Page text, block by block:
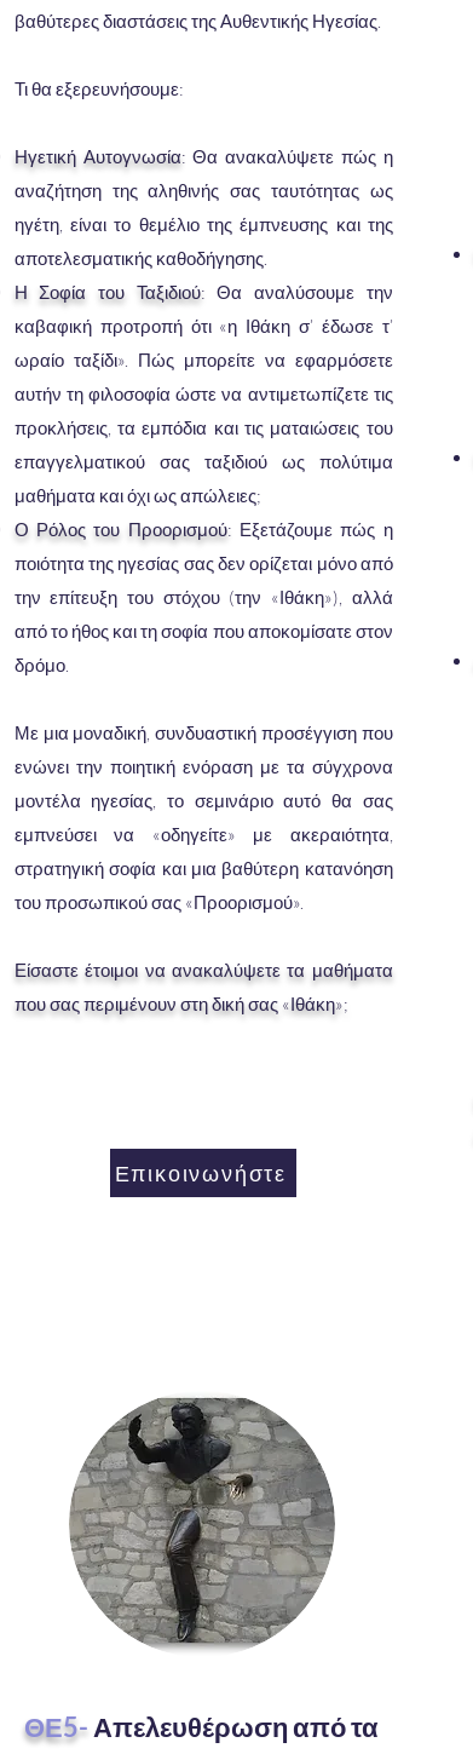
βαθύτερες διαστάσεις της Αυθεντικής Ηγεσίας.
Τι θα εξερευνήσουμε:
Ηγετική Αυτογνωσία: Θα ανακαλύψετε πώς η
αναζήτηση της αληθινής σας ταυτότητας ως
ηγέτη, είναι το θεμέλιο της έμπνευσης και της
αποτελεσματικής καθοδήγησης.
Η Σοφία του Ταξιδιού: Θα αναλύσουμε την
καβαφική προτροπή ότι «η Ιθάκη σ’ έδωσε τ’
ωραίο ταξίδι». Πώς μπορείτε να εφαρμόσετε
αυτήν τη φιλοσοφία ώστε να αντιμετωπίζετε τις
προκλήσεις, τα εμπόδια και τις ματαιώσεις του
επαγγελματικού σας ταξιδιού ως πολύτιμα
μαθήματα και όχι ως απώλειες;
Ο Ρόλος του Προορισμού: Εξετάζουμε πώς η
ποιότητα της ηγεσίας σας δεν ορίζεται μόνο από
την επίτευξη του στόχου (την «Ιθάκη»), αλλά
από το ήθος και τη σοφία που αποκομίσατε στον
δρόμο.
Με μια μοναδική, συνδυαστική προσέγγιση που
ενώνει την ποιητική ενόραση με τα σύγχρονα
μοντέλα ηγεσίας, το σεμινάριο αυτό θα σας
εμπνεύσει να «οδηγείτε» με ακεραιότητα,
στρατηγική σοφία και μια βαθύτερη κατανόηση
του προσωπικού σας «Προορισμού».
Είσαστε έτοιμοι να ανακαλύψετε τα μαθήματα
που σας περιμένουν στη δική σας «Ιθάκη»;
Επικοινωνήστε
ΘΕ5- Απελευθέρωση από τα